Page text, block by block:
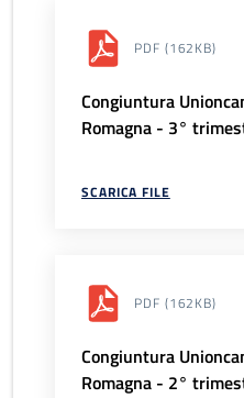
PDF (162KB)
Congiuntura
Romagna - 3°
SCARICA FILE
PDF (162KB)
Congiuntura
Romagna - 2°